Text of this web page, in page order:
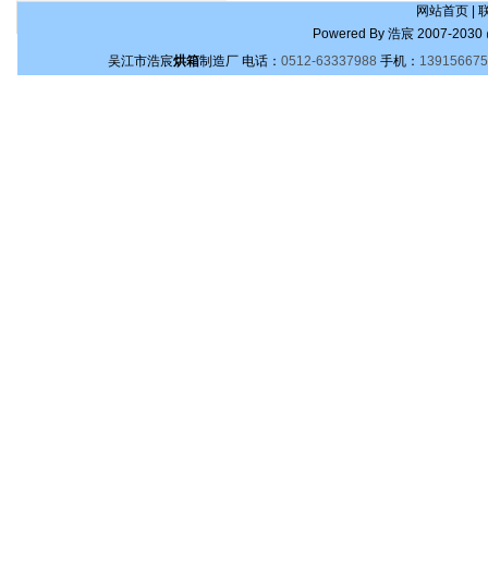
网站首页|
Powered By 浩宸 2007-2030
吴江市浩宸烘箱制造厂电话： 0512-63337988 手机：